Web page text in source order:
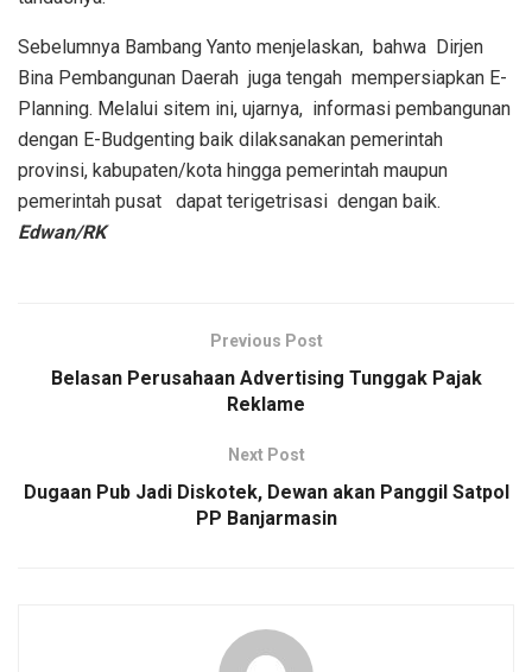
Sebelumnya Bambang Yanto menjelaskan, bahwa Dirjen
Bina Pembangunan Daerah juga tengah mempersiapkan E-
Planning. Melalui sitem ini, ujarnya, informasi pembangunan
dengan E-Budgenting baik dilaksanakan pemerintah
provinsi, kabupaten/kota hingga pemerintah maupun
pemerintah pusat dapat terigetrisasi dengan baik.
Edwan/RK
Previous Post
Belasan Perusahaan Advertising Tunggak Pajak
Reklame
Next Post
Dugaan Pub Jadi Diskotek, Dewan akan Panggil Satpol
PP Banjarmasin